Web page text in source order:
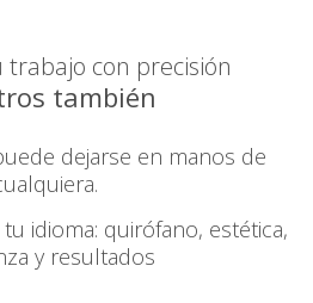
trabajo con precisión
también
dejarse en manos de
idioma: quirófano, estética,
y resultados